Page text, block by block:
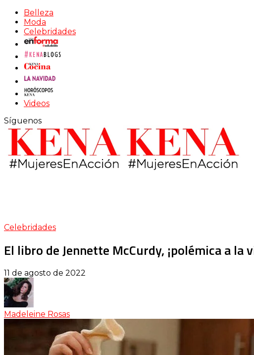
Belleza
Moda
Celebridades
Videos
Síguenos
Celebridades
El libro de Jennette McCurdy, ¡polémica a la
11 de agosto de 2022
Madeleine Rosas